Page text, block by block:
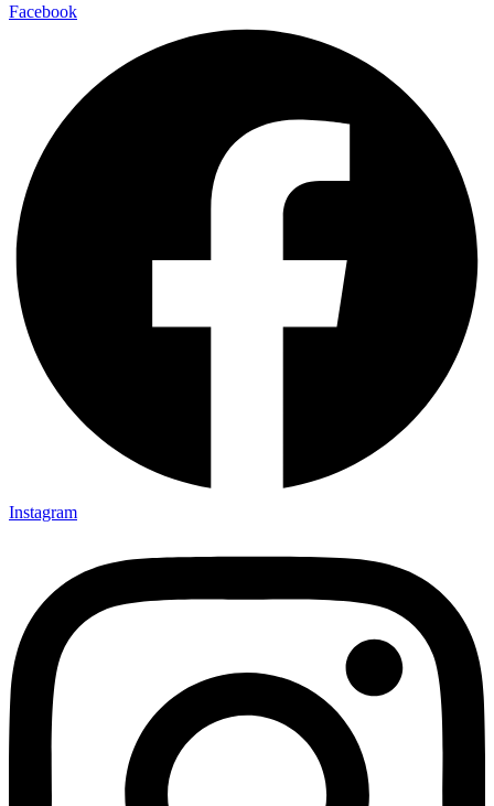
Facebook
Instagram